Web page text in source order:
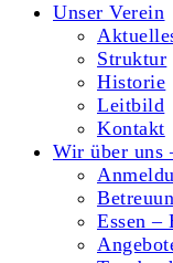
Unser Verein
Struktur
Historie
Leitbild
Kontakt
Wir über uns
Essen –